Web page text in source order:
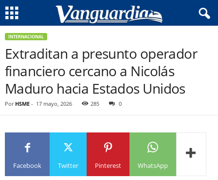
INTERNACIONAL
Extraditan a presunto operador
financiero cercano a Nicolás
Maduro hacia Estados Unidos
Por HSME - 17 mayo, 2026 285 0
Facebook Twitter Pinterest WhatsApp